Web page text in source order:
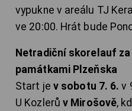
vypukne v areálu TJ
ve 20:00. Hrát bude
Netradiční skorelauf
památkami Plzeňska
Start je v sobotu 7. 6. v
U Kozlerů v Mirošově,